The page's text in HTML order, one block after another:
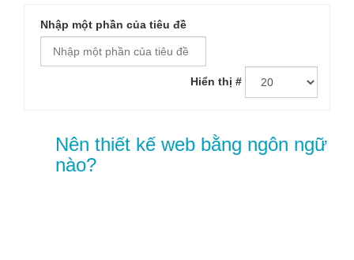
Nhập một phần của tiêu đề
Hiển thị #
Nên thiết kế web bằng ngôn ngữ
nào?